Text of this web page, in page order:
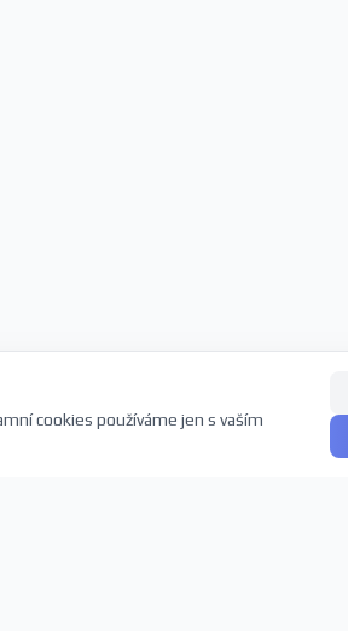
cookies používáme jen s vaším